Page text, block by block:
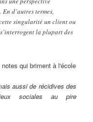
d’autres termes,
singularité un client ou
la plupart des
aussi de récidives des
sociales au pire